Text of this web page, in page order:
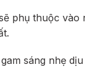
phụ thuộc
sáng nhẹ